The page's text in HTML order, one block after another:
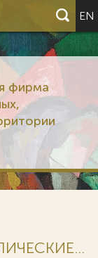
EN
фирма